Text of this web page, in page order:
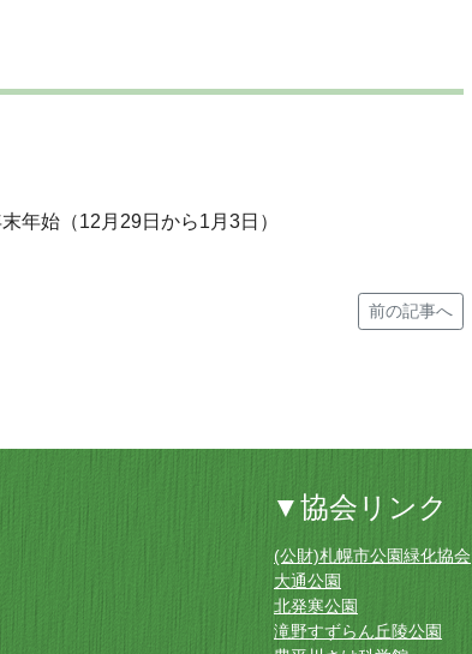
年始（12月29日から1月3日）
前の記事へ
▼協会リンク
(公財)札幌市公園緑化協会
大通公園
北発寒公園
滝野すずらん丘陵公園